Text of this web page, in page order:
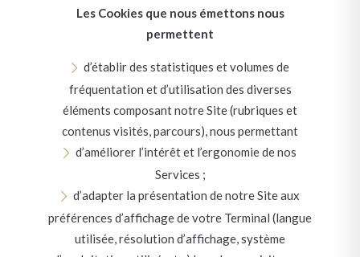
Les Cookies que nous émettons nous
permettent
d’établir des statistiques et volumes de
fréquentation et d’utilisation des diverses
éléments composant notre Site (rubriques et
contenus visités, parcours), nous permettant
d’améliorer l’intérêt et l’ergonomie de nos
Services ;
d’adapter la présentation de notre Site aux
préférences d’affichage de votre Terminal (langue
utilisée, résolution d’affichage, système